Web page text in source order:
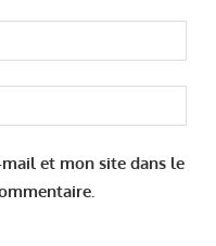
et mon site dans le